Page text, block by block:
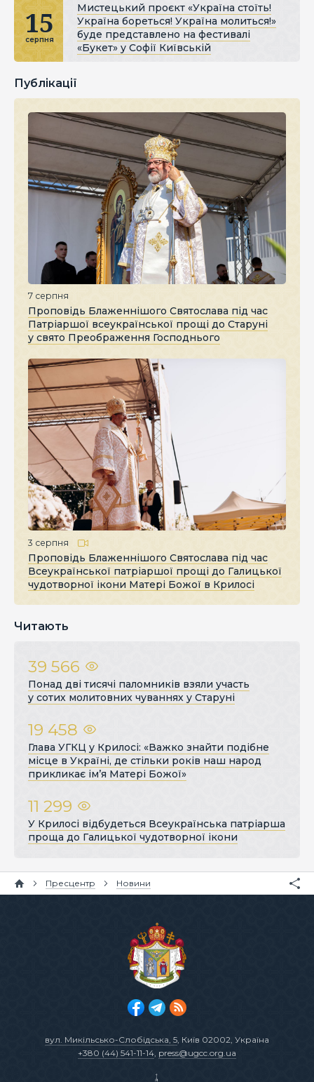
15
серпня
Мистецький проєкт «Україна стоїть!
Україна бореться! Україна молиться!»
буде представлено на фестивалі
«Букет» у Софії Київській
Публікації
7 серпня
Проповідь Блаженнішого Святослава під час
Патріаршої всеукраїнської прощі до Старуні
у свято Преображення Господнього
3 серпня
Проповідь Блаженнішого Святослава під час
Всеукраїнської патріаршої прощі до Галицької
чудотворної ікони Матері Божої в Крилосі
Читають
39 566
Понад дві тисячі паломників взяли участь
у сотих молитовних чуваннях у Старуні
19 458
Глава УГКЦ у Крилосі: «Важко знайти подібне
місце в Україні, де стільки років наш народ
прикликає ім’я Матері Божої»
11 299
У Крилосі відбудеться Всеукраїнська патріарша
проща до Галицької чудотворної ікони
Пресцентр Новини
вул. Микільсько-Слобідська, 5, Київ 02002, Україна
+380 (44) 541-11-14, press@ugcc.org.ua